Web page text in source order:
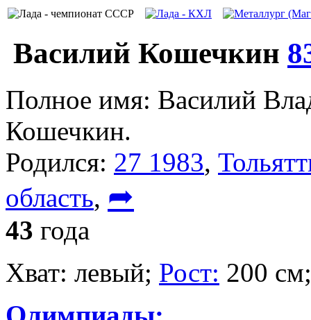
Василий Кошечкин
Полное имя: Василий
Кошечкин.
Родился: 27 1983,
область, ➦
43 года
Хват: левый; Рост: 200